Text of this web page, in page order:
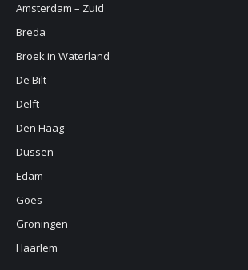
Amsterdam – Zuid
Breda
Broek in Waterland
De Bilt
Delft
Den Haag
Dussen
Edam
Goes
Groningen
Haarlem